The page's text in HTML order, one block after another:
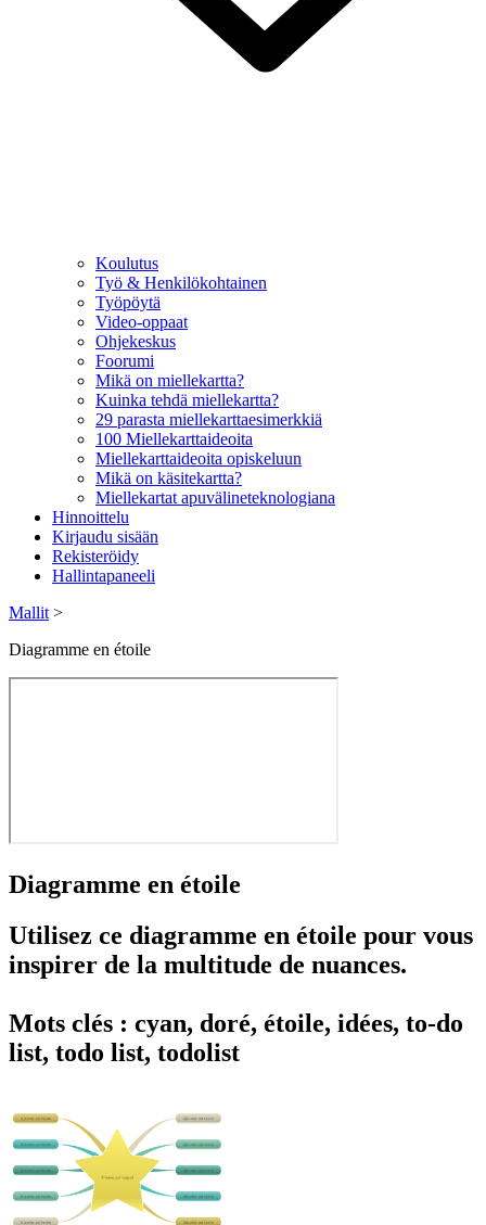
Koulutus
Työ & Henkilökohtainen
Työpöytä
Video-oppaat
Ohjekeskus
Foorumi
Mikä on miellekartta?
Kuinka tehdä miellekartta?
29 parasta miellekarttaesimerkkiä
100 Miellekarttaideoita
Miellekarttaideoita opiskeluun
Mikä on käsitekartta?
Miellekartat apuvälineteknologiana
Hinnoittelu
Kirjaudu sisään
Rekisteröidy
Hallintapaneeli
Mallit >
Diagramme en étoile
Diagramme en étoile
Utilisez ce diagramme en étoile pour vous
inspirer de la multitude de nuances.
Mots clés : cyan, doré, étoile, idées, to-do
list, todo list, todolist